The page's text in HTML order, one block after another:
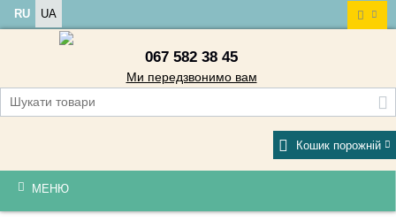
RU UA
067 582 38 45
Ми передзвонимо вам
Кошик порожній
МЕНЮ